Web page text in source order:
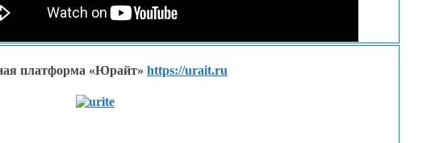
платформа «Юрайт» https://urait.ru